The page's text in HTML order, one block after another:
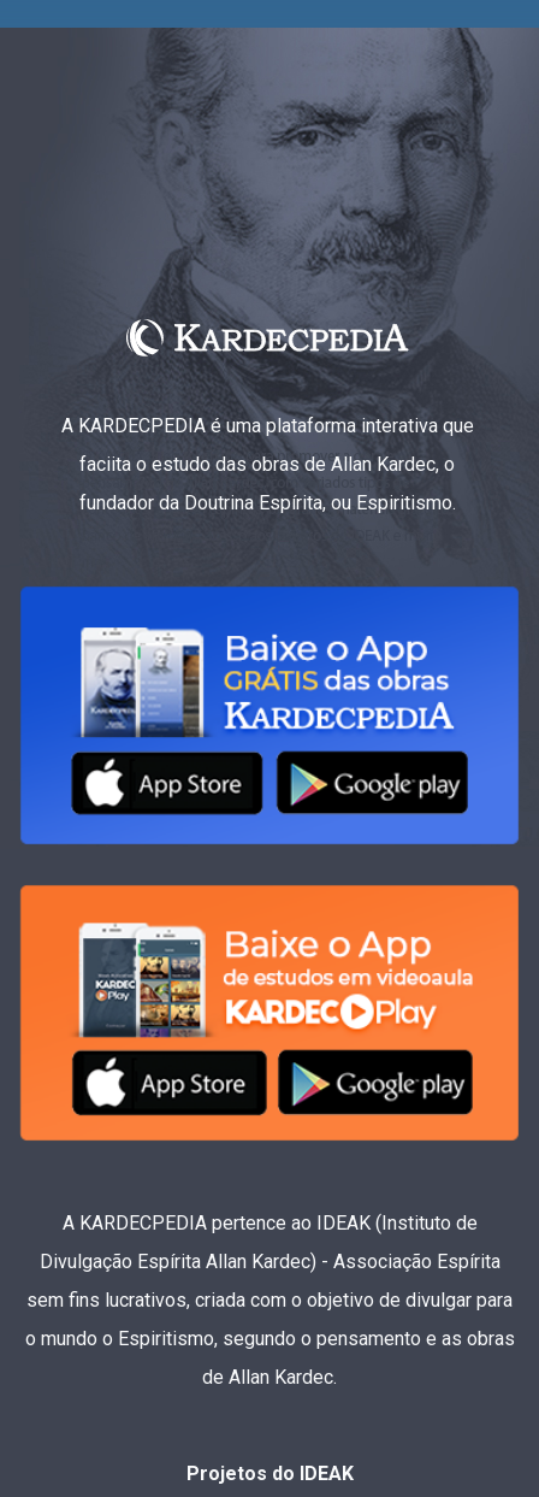
A KARDECPEDIA é uma plataforma interativa que
faciita o estudo das obras de Allan Kardec, o
fundador da Doutrina Espírita, ou Espiritismo.
A KARDECPEDIA pertence ao IDEAK (Instituto de
Divulgação Espírita Allan Kardec) - Associação Espírita
sem fins lucrativos, criada com o objetivo de divulgar para
o mundo o Espiritismo, segundo o pensamento e as obras
de Allan Kardec.
Projetos do IDEAK